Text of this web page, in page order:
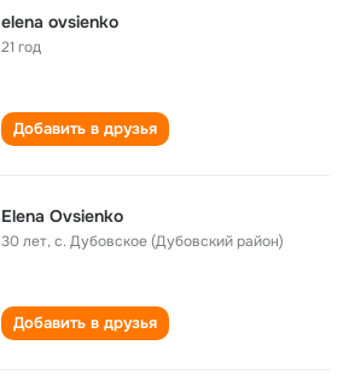
elena ovsienko
21 год
Добавить в друзья
Elena Ovsienko
30 лет,с. Дубовское (Дубовский район)
Добавить в друзья